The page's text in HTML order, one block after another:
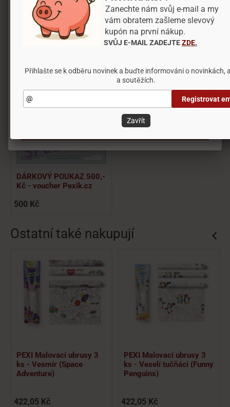
Doporučit výrobek
Videa a návody
Mohli byste potřebovat
DÁRKOVÝ POUKAZ 500,-
Kč - voucher Pexik.cz
500 Kč
Ostatní také nakupují
PEXI Malovací ubrusy 3
ks - Vesmír (Space
Adventure)
422,05 Kč
PEXI Malovací ubrusy 3
ks - Veselí tučňáci (Funny
Penguins)
422,05 Kč
Blokování některých typů souborů může mít vliv
na vaši uživatelskou zkušenost s naším webem,
také nebudeme schopni poskytnout vám nabídku
na základě vašich preferencí.
Nastavení
Odmítnout vše
Přijmout všechny cookies
Zanechte nám svůj e-mail a my
vám obratem zašleme slevový
kupón na první nákup.
SVŮJ E-MAIL ZADEJTEZDE.
Přihlašte se k odběru novinek a buďte informováni o novinkách,
a soutěžích.
Registrovat
Zavřít